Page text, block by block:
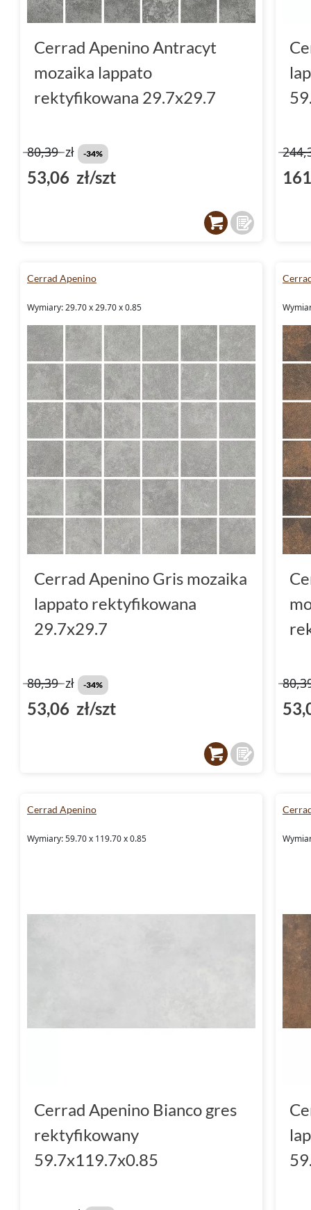
Cerrad Apenino Antracyt
mozaika lappato
rektyfikowana 29.7x29.7
80,39zł -34%
53,06 zł/szt
Cerrad Apenino
Wymiary: 29.70 x 29.70 x 0.85
Cerrad Apenino Gris mozaika
lappato rektyfikowana
29.7x29.7
80,39zł -34%
53,06 zł/szt
Cerrad Apenino
Wymiary: 59.70 x 119.70 x 0.85
Cerrad Apenino Bianco gres
rektyfikowany
59.7x119.7x0.85